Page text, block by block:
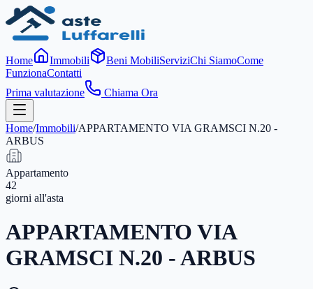
Home Immobili Beni MobiliServiziChi SiamoCome
FunzionaContatti
Prima valutazione
Chiama Ora
Home/Immobili/APPARTAMENTO VIA GRAMSCI N.20 -
ARBUS
Appartamento
42
giorni all'asta
APPARTAMENTO VIA
GRAMSCI N.20 - ARBUS